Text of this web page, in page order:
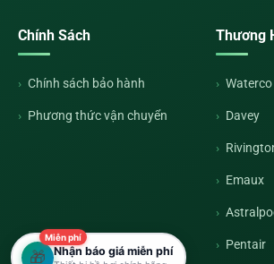
Chính Sách
Chính sách bảo hành
Phương thức vận chuyển
Thương
Waterco
Davey
Emaux
Pentair
Miễn phí
🎁 Nhận báo giá miễn phí